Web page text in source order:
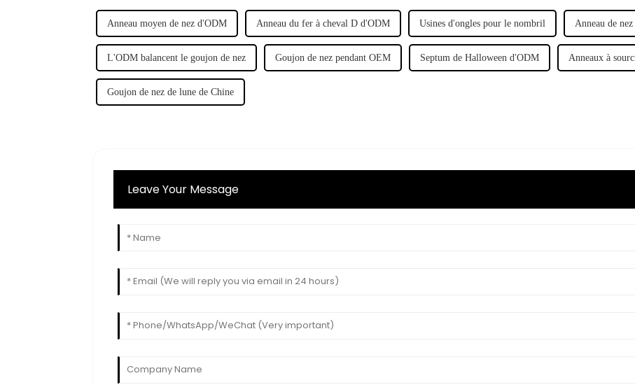
Anneau moyen de nez d'ODM Anneau du fer à cheval D d'ODM Usines d'ongles pour le nombril Anneau de
L'ODM balancent le goujon de nez Goujon de nez pendant OEM Septum de Halloween d'ODM Anneaux à
Goujon de nez de lune de Chine
Leave Your Message